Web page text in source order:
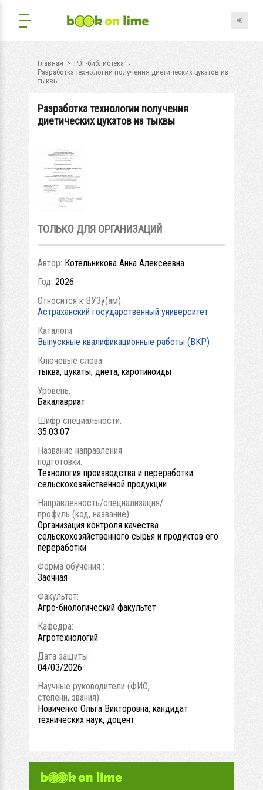
Главная
PDF-библиотека
Разработка технологии получения диетических цукатов из
тыквы
Разработка технологии получения
диетических цукатов из тыквы
ТОЛЬКО ДЛЯ ОРГАНИЗАЦИЙ
Автор: Котельникова Анна Алексеевна
Год: 2026
Относится к ВУЗу(ам):
Астраханский государственный университет
Каталоги:
Выпускные квалификационные работы (ВКР)
Ключевые слова:
тыква, цукаты, диета, каротиноиды
Уровень:
Бакалавриат
Шифр специальности:
35.03.07
Название направления
подготовки:
Технология производства и переработки
сельскохозяйственной продукции
Направленность/специализация/
профиль (код, название):
Организация контроля качества
сельскохозяйственного сырья и продуктов его
переработки
Форма обучения :
Заочная
Факультет:
Агро-биологический факультет
Кафедра:
Агротехнологий
Дата защиты:
04/03/2026
Научные руководители (ФИО,
степени, звания):
Новиченко Ольга Викторовна, кандидат
технических наук, доцент